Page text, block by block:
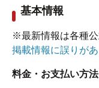
基本情報
※最新情報は各種
掲載情報に誤りが
料金・お支払い方法